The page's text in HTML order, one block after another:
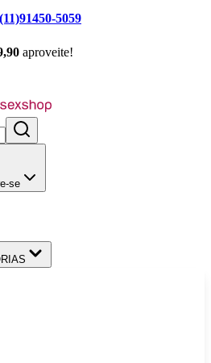
(11)91450-5059
aproveite!